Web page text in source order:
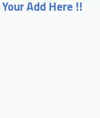
Your Add Here !!